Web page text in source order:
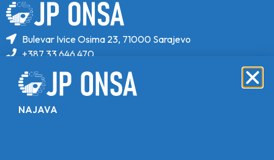
Bulevar Ivice Osima 23, 71000 Sarajevo
+387 33 646 470
info@jponsa.ba
NAJAVA